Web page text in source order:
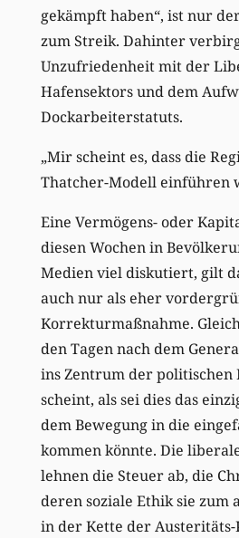
gekämpft haben“, ist nur
zum Streik. Dahinter
Unzufriedenheit mit der
Hafensektors und dem
Dockarbeiterstatuts.
„Mir scheint es, dass die
Thatcher-Modell einführen
Eine Vermögens- oder
diesen Wochen in
Medien viel diskutiert, gilt
auch nur als eher
Korrekturmaßnahme.
den Tagen nach dem
ins Zentrum der politischen
scheint, als sei dies das
dem Bewegung in die
kommen könnte. Die
lehnen die Steuer ab, die
deren soziale Ethik sie zum
in der Kette der